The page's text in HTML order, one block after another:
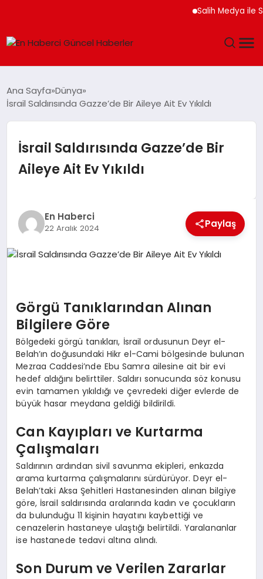
Salih Medya ile
SAĞLIK
TEKNOLOJI
DÜNYA
SIYASET
Ana Sayfa Dünya
İsrail Saldırısında Gazze’de Bir Aileye Ait Ev Yıkıldı
İsrail Saldırısında Gazze’de Bir
Aileye Ait Ev Yıkıldı
En Haberci
22 Aralık 2024 Paylaş
Görgü Tanıklarından Alınan
Bilgilere Göre
Bölgedeki görgü tanıkları, İsrail ordusunun Deyr el-
Belah’ın doğusundaki Hikr el-Cami bölgesinde bulunan
Mezraa Caddesi’nde Ebu Samra ailesine ait bir evi
hedef aldığını belirttiler. Saldırı sonucunda söz konusu
evin tamamen yıkıldığı ve çevredeki diğer evlerde de
büyük hasar meydana geldiği bildirildi.
Can Kayıpları ve Kurtarma
Çalışmaları
Saldırının ardından sivil savunma ekipleri, enkazda
arama kurtarma çalışmalarını sürdürüyor. Deyr el-
Belah’taki Aksa Şehitleri Hastanesinden alınan bilgiye
göre, İsrail saldırısında aralarında kadın ve çocukların
da bulunduğu 11 kişinin hayatını kaybettiği ve
cenazelerin hastaneye ulaştığı belirtildi. Yaralananlar
ise hastanede tedavi altına alındı.
Son Durum ve Verilen Zararlar